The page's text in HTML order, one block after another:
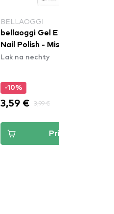
BELLAOGGI
bellaoggi Gel Effect Keratin
Nail Polish - Miss Cute
Lak na nechty
-10%
3,59 € 3,99 €
Pridať